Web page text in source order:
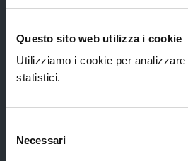
Questo sito web utilizza i cookie
Utilizziamo i cookie per
statistici.
delNecessari
Nucleo di Cure Primarie (NCP)
Punto Unico di Accesso integrato
sanitario e sociale (PUA)
Ritiro Referti
Sanità Pubblica
Screening oncologici